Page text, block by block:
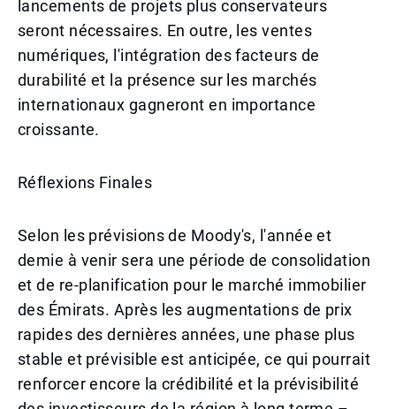
lancements de projets plus conservateurs
seront nécessaires. En outre, les ventes
numériques, l'intégration des facteurs de
durabilité et la présence sur les marchés
internationaux gagneront en importance
croissante.
Réflexions Finales
Selon les prévisions de Moody's, l'année et
demie à venir sera une période de consolidation
et de re-planification pour le marché immobilier
des Émirats. Après les augmentations de prix
rapides des dernières années, une phase plus
stable et prévisible est anticipée, ce qui pourrait
renforcer encore la crédibilité et la prévisibilité